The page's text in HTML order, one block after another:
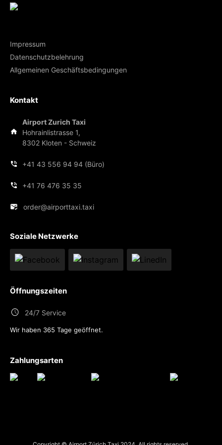
Impressum
Datenschutzbelehrung
Allgemeinen Geschäftsbedingungen
Kontakt
Airport Zurich Taxi
Hohrainlistrasse 1,
8302 Kloten - Schweiz
+41 43 556 94 94 (Büro)
+41 76 476 35 35
order@airporttaxi.taxi
Soziale Netzwerke
Öffnungszeiten
24/7 Service
Wir haben 365 Tage geöffnet.
Zahlungsarten